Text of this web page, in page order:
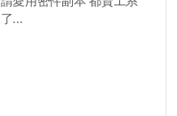
了...